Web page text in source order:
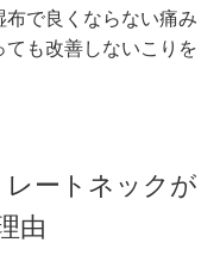
で良くならない痛み
も改善しないこりを
ートネックが
由